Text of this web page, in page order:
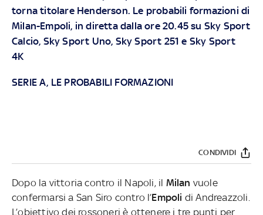
torna titolare Henderson. Le probabili formazioni di
Milan-Empoli, in diretta dalla ore 20.45 su Sky Sport
Calcio, Sky Sport Uno, Sky Sport 251 e Sky Sport
4K
SERIE A, LE PROBABILI FORMAZIONI
CONDIVIDI
Dopo la vittoria contro il Napoli, il Milan vuole
confermarsi a San Siro contro l’Empoli di Andreazzoli.
L’obiettivo dei rossoneri è ottenere i tre punti per